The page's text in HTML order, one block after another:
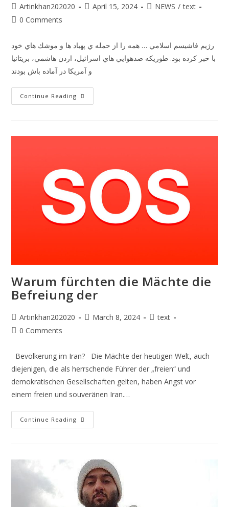
Artinkhan202020 April 15, 2024 NEWS / text
0 Comments
رژيم فاشيسم اسلامي … همه را از حمله ي پهباد ها و موشك هاي خود
با خبر كرده بود. طوريكه ضدهوايي هاي اسرائيل، اردن هاشمي، بريتانيا
و آمريكا در آماده باش بودند
Continue Reading
Warum fürchten die Mächte die
Befreiung der
Artinkhan202020 March 8, 2024
text
0 Comments
Bevölkerung im Iran? Die Mächte der heutigen Welt, auch
diejenigen, die als herrschende Führer der „freien“ und
demokratischen Gesellschaften gelten, haben Angst vor
einem freien und souveränen Iran.…
Continue Reading